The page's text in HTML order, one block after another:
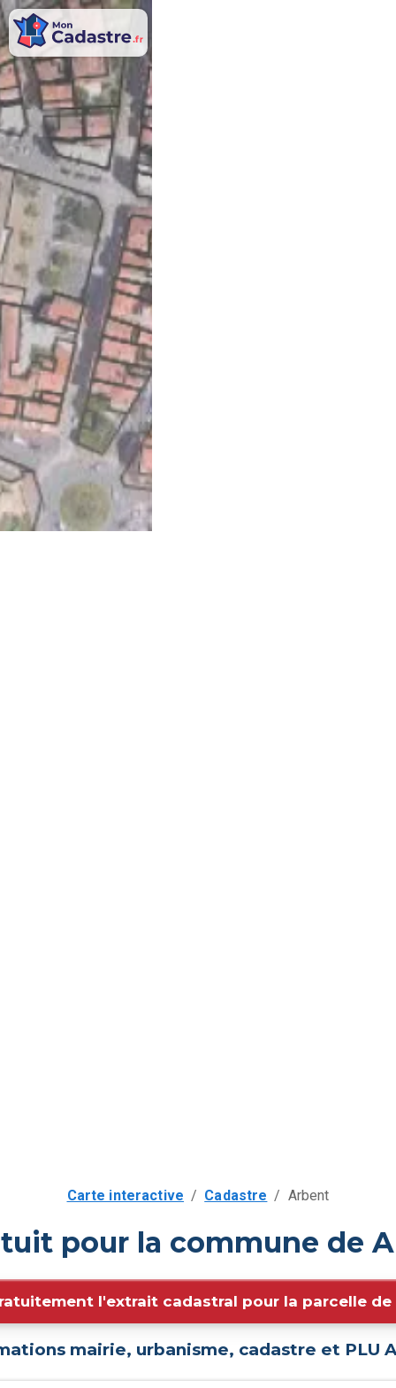
Carte interactive / Cadastre / Arbent
pour la commune de
l'extrait cadastral pour la parcelle de
mairie, urbanisme, cadastre et PLU